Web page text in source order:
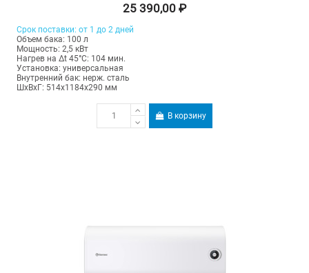
25 390,00 ₽
Срок поставки: от 1 до 2 дней
Объем бака: 100 л
Мощность: 2,5 кВт
Нагрев на Δt 45°С: 104 мин.
Установка: универсальная
Внутренний бак: нерж. сталь
ШхВхГ: 514х1184х290 мм
В корзину